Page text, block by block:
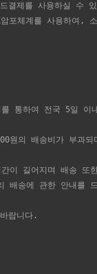
결제를 사용하실 수
포체계를 사용하여,
통하여 전국 5일 이
의 배송비가 부과되
이 길어지며 배송 또
배송에 관한 안내를
랍니다.